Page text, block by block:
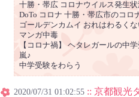
十勝・帯広 コロナウイルス発生状
DoTo コロナ 十勝・帯広市のコロ
ゴールデンカムイ おれはわるく
マンガ中毒
【コロナ禍】 ヘタレガールの中
嵐♪
中学受験をわらう
2020/07/31 01:02:55 :: 京都観光